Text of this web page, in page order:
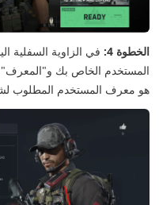
الخطوة 4:
في الزاوية
المستخدم الخاص بك و"المعرف"
هو معرف المستخدم المطلوب